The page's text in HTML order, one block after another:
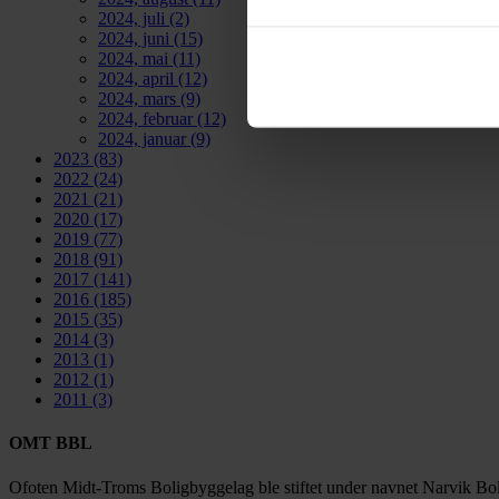
2024, juli (2)
2024, juni (15)
2024, mai (11)
2024, april (12)
2024, mars (9)
2024, februar (12)
2024, januar (9)
2023 (83)
2022 (24)
2021 (21)
2020 (17)
2019 (77)
2018 (91)
2017 (141)
2016 (185)
2015 (35)
2014 (3)
2013 (1)
2012 (1)
2011 (3)
OMT BBL
Ofoten Midt-Troms Boligbyggelag ble stiftet under navnet Narvik